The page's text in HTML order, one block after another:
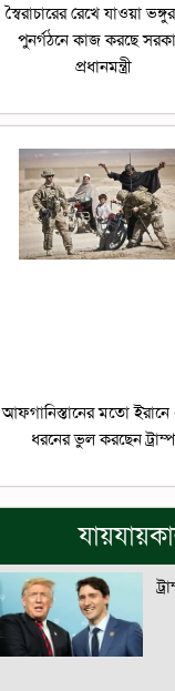
স্বৈরাচারের রেখে যাওয়া ভঙ্গুর
পুনর্গঠনে কাজ করছে
প্রধানমন্ত্রী
আফগানিস্তানের মতো
ধরনের ভুল করছেন ট্রাম্প